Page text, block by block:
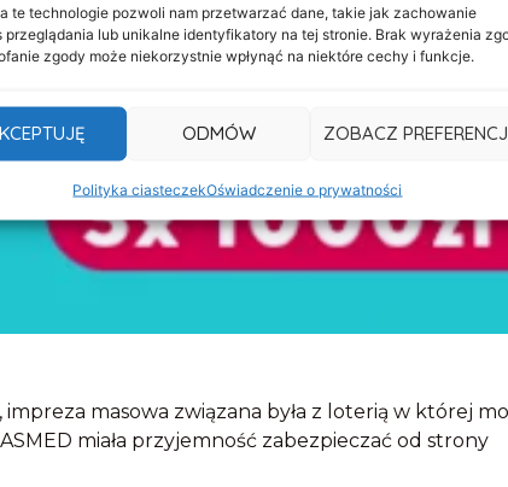
te technologie pozwoli nam przetwarzać dane, takie jak zachowanie
przeglądania lub unikalne identyfikatory na tej stronie. Brak wyrażenia
zgody może niekorzystnie wpłynąć na niektóre cechy i funkcje.
ODMÓW ZOBACZ
Polityka ciasteczekOświadczenie o prywatności
masowa związana była z loterią w której
miała przyjemność zabezpieczać od strony